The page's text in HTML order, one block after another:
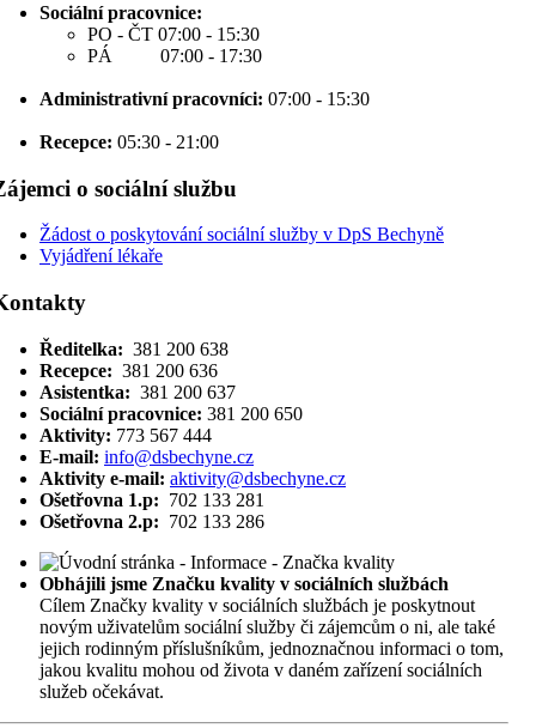
Sociální pracovnice:
PO - ČT 07:00 - 15:30
PÁ 07:00 - 17:30
Administrativní pracovníci: 07:00 - 15:30
Recepce: 05:30 - 21:00
o sociální službu
Žádost o poskytování sociální služby v DpS Bechyně
Vyjádření lékaře
Ředitelka: 381 200 638
Recepce: 381 200 636
Asistentka: 381 200 637
Sociální pracovnice: 381 200 650
Aktivity: 773 567 444
E-mail: info@dsbechyne.cz
Aktivity e-mail: aktivity@dsbechyne.cz
Ošetřovna 1.p: 702 133 281
Ošetřovna 2.p: 702 133 286
Obhájili jsme Značku kvality v sociálních službách
Cílem Značky kvality v sociálních službách je poskytnout
novým uživatelům sociální služby či zájemcům o ni, ale také
jejich rodinným příslušníkům, jednoznačnou informaci o tom,
jakou kvalitu mohou od života v daném zařízení sociálních
služeb očekávat.